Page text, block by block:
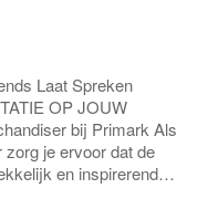
Laat Spreken
OP JOUW
bij Primark Als
je ervoor dat de
en inspirerend